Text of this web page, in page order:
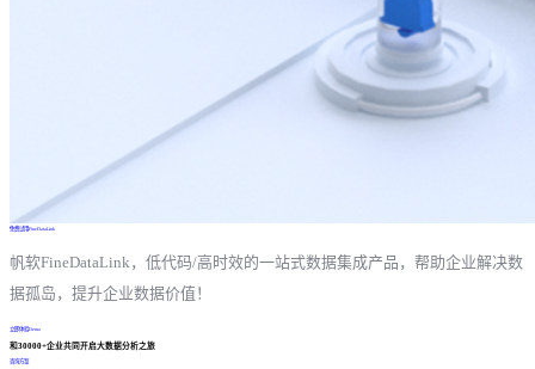
免费试用FineDataLink
帆软FineDataLink，低代码/高时效的一站式数据集成产品，帮助企业解决数
据孤岛，提升企业数据价值！
立即体验Demo
和30000+企业共同开启大数据分析之旅
咨询方案